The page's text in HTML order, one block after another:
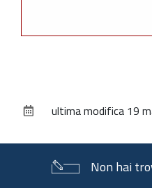
documentoultima modifica 19
Non hai